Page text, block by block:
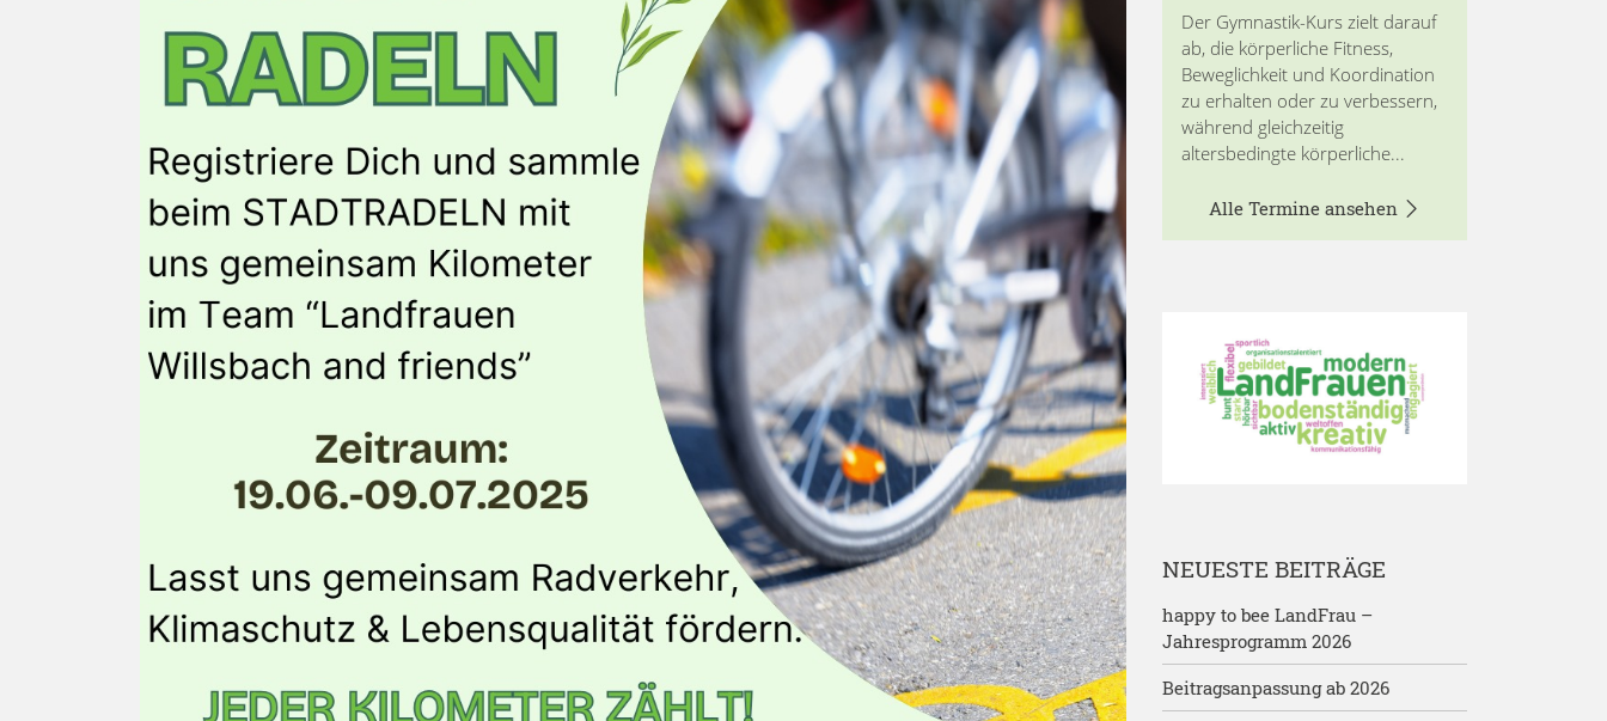
Der Gymnastik-Kurs zielt darauf
ab, die körperliche Fitness,
Beweglichkeit und Koordination
zu erhalten oder zu verbessern,
während gleichzeitig
altersbedingte körperliche...
Alle Termine ansehen
NEUESTE BEITRÄGE
happy to bee LandFrau –
Jahresprogramm 2026
Beitragsanpassung ab 2026